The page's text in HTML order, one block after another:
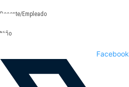
Docente/Empleado
Niño
Facebook